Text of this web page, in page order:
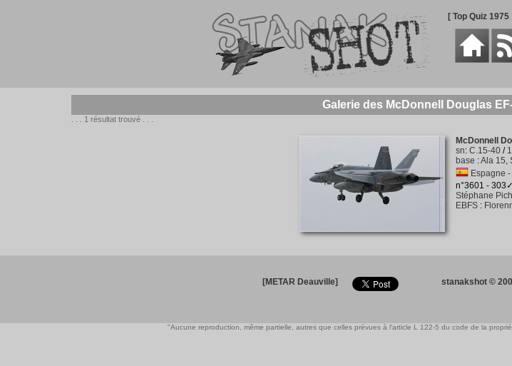
[ Top Quiz
Galerie des McDonnell Douglas
. . . 1 résultat trouvé . . .
McDonnell
sn: C.15-40/
base :Ala 15,
Espagne
n°3601 - 303✓
Stéphane
EBFS:
[METAR Deauville] stanakshot ©
"Aucune reproduction, même partielle, autres que celles prévues à l'article L 122-5 du code de la